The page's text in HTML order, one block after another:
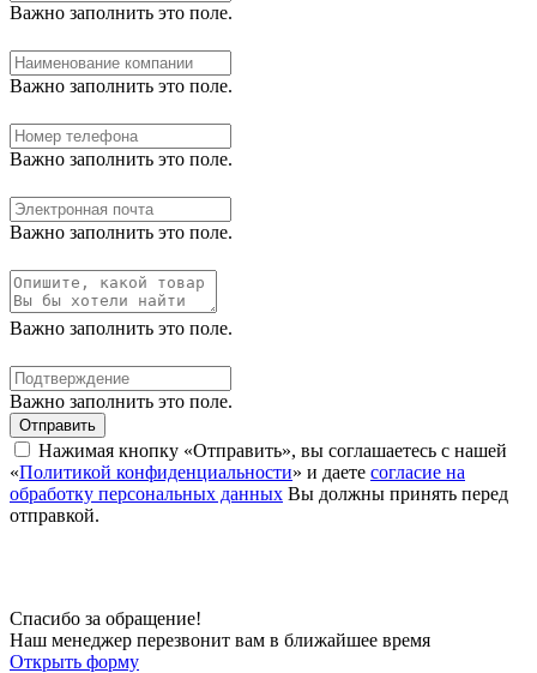
Важно заполнить это поле.
Важно заполнить это поле.
Важно заполнить это поле.
Важно заполнить это поле.
Важно заполнить это поле.
Важно заполнить это поле.
Отправить
Нажимая кнопку «Отправить», вы соглашаетесь с нашей
«Политикой конфиденциальности» и даете согласие на
обработку персональных данных Вы должны принять перед
отправкой.
Спасибо за обращение!
Наш менеджер перезвонит вам в ближайшее время
Открыть форму